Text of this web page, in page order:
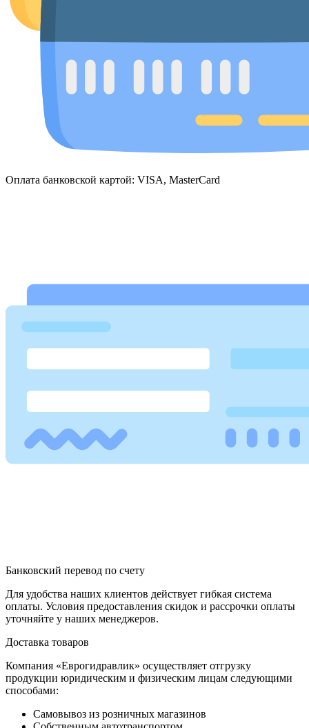
Оплата банковской картой: VISA, MasterCard
Банковский перевод по счету
Для удобства наших клиентов действует гибкая система
оплаты. Условия предоставления скидок и рассрочки оплаты
уточняйте у наших менеджеров.
Доставка товаров
Компания «Еврогидравлик» осуществляет отгрузку
продукции юридическим и физическим лицам следующими
способами:
Самовывоз из розничных магазинов